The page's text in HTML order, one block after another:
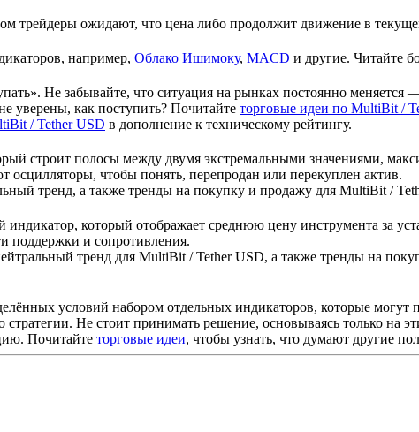
трейдеры ожидают, что цена либо продолжит движение в
например, Облако Ишимоку, MACD и другие. Читайте
Не забывайте, что ситуация на рынках постоянно меняется
уверены, как поступить? Почитайте торговые идеи по MultiBit /
/ Tether USD в дополнение к техническому рейтингу.
строит полосы между двумя экстремальными значениями,
осцилляторы, чтобы понять, перепродан или перекуплен актив.
тренд, а также тренды на покупку и продажу для MultiBit /
который отображает среднюю цену инструмента за
поддержки и сопротивления.
тренд для MultiBit / Tether USD, а также тренды на
условий набором отдельных индикаторов, которые
стратегии. Не стоит принимать решение, основываясь только на
Почитайте торговые идеи, чтобы узнать, что думают другие